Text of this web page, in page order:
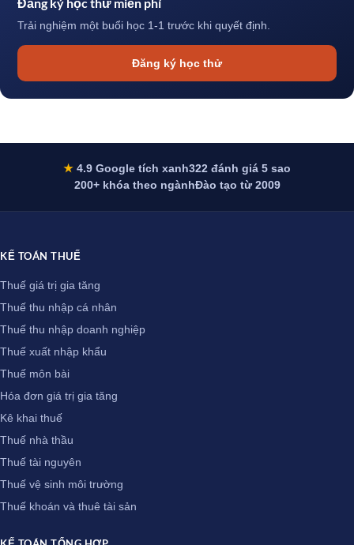
Trải nghiệm một buổi học 1-1 trước khi quyết định.
Đăng ký học thử
★ 4.9 Google tích xanh322 đánh giá 5 sao
200+ khóa theo ngànhĐào tạo từ 2009
KẾ TOÁN THUẾ
Thuế giá trị gia tăng
Thuế thu nhập cá nhân
Thuế thu nhập doanh nghiệp
Thuế xuất nhập khẩu
Thuế môn bài
Hóa đơn giá trị gia tăng
Kê khai thuế
Thuế nhà thầu
Thuế tài nguyên
Thuế vệ sinh môi trường
Thuế khoán và thuê tài sản